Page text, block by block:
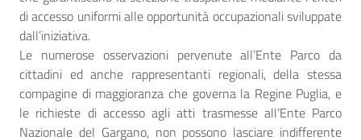
di accesso uniformi alle opportunità occupazionali sviluppate
dall’iniziativa.
Le numerose osservazioni pervenute all’Ente Parco da
cittadini ed anche rappresentanti regionali, della stessa
compagine di maggioranza che governa la Regine Puglia, e
le richieste di accesso agli atti trasmesse all’Ente Parco
Nazionale del Gargano, non possono lasciare indifferente